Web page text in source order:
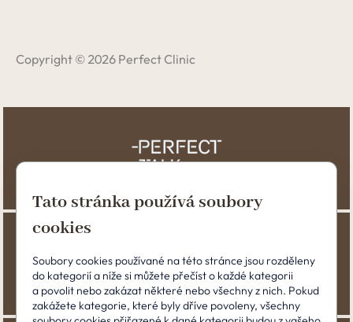
Copyright © 2026 Perfect Clinic
Tato stránka používá soubory
cookies
Soubory cookies používané na této stránce jsou rozděleny
do kategorií a níže si můžete přečíst o každé kategorii
a povolit nebo zakázat některé nebo všechny z nich. Pokud
zakážete kategorie, které byly dříve povoleny, všechny